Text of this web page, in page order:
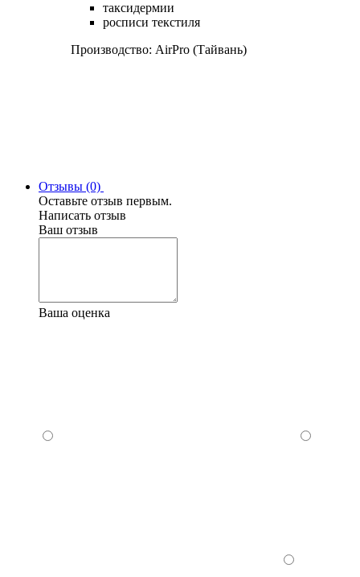
таксидермии
росписи текстиля
Производство: AirPro (Тайвань)
Отзывы (0)
Оставьте отзыв первым.
Написать отзыв
Ваш отзыв
Ваша оценка